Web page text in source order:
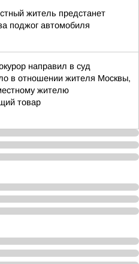
житель предстанет
поджог автомобиля
направил в суд
в отношении жителя Москвы,
жителю
товар